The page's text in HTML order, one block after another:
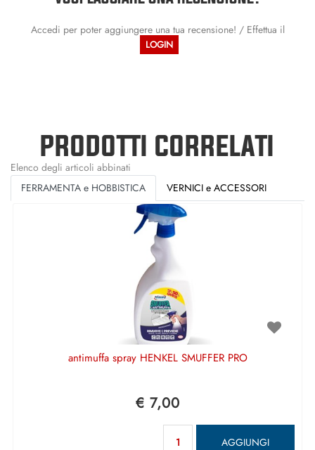
Accedi per poter aggiungere una tua recensione! / Effettua il
LOGIN
PRODOTTI CORRELATI
Elenco degli articoli abbinati
FERRAMENTA e HOBBISTICA
VERNICI e ACCESSORI
antimuffa spray HENKEL SMUFFER PRO
€ 7,00
AGGIUNGI